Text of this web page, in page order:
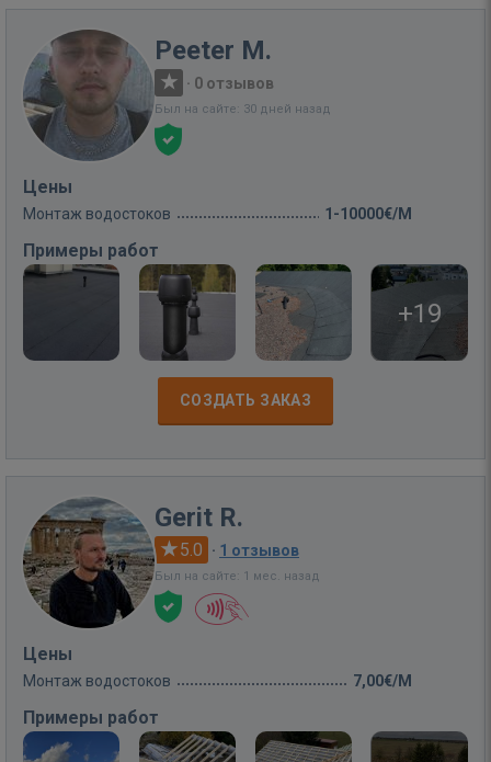
Peeter M.
· 0 отзывов
Был на сайте: 30 дней назад
Цены
Монтаж водостоков 1-10000€/M
Примеры работ
+19
СОЗДАТЬ ЗАКАЗ
Gerit R.
5.0 · 1 отзывов
Был на сайте: 1 мес. назад
Цены
Монтаж водостоков 7,00€/M
Примеры работ